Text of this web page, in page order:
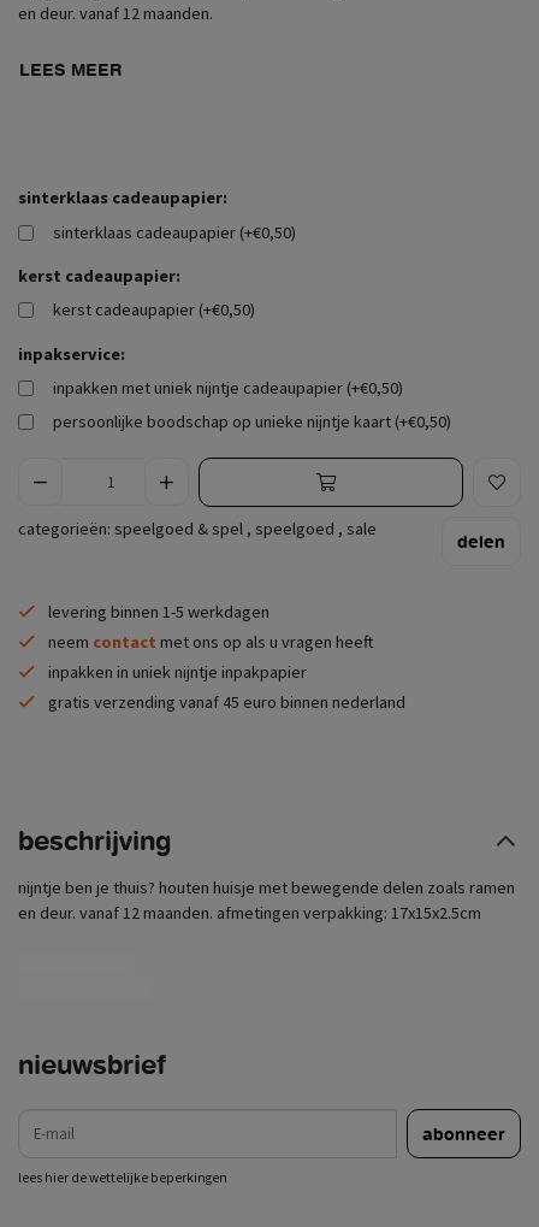
en deur. vanaf 12 maanden.
LEES MEER
sinterklaas cadeaupapier:
sinterklaas cadeaupapier (+€0,50)
kerst cadeaupapier:
kerst cadeaupapier (+€0,50)
inpakservice:
inpakken met uniek nijntje cadeaupapier (+€0,50)
persoonlijke boodschap op unieke nijntje kaart (+€0,50)
categorieën: speelgoed & spel , speelgoed , sale
delen
levering binnen 1-5 werkdagen
neem contact met ons op als u vragen heeft
inpakken in uniek nijntje inpakpapier
gratis verzending vanaf 45 euro binnen nederland
beschrijving
nijntje ben je thuis? houten huisje met bewegende delen zoals ramen
en deur. vanaf 12 maanden. afmetingen verpakking: 17x15x2.5cm
nieuwsbrief
abonneer
lees hier de wettelijke beperkingen